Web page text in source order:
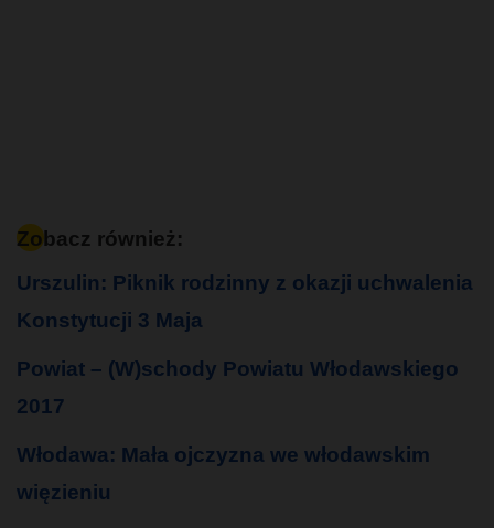
Zobacz również:
Urszulin: Piknik rodzinny z okazji uchwalenia
Konstytucji 3 Maja
Powiat – (W)schody Powiatu Włodawskiego
2017
Włodawa: Mała ojczyzna we włodawskim
więzieniu